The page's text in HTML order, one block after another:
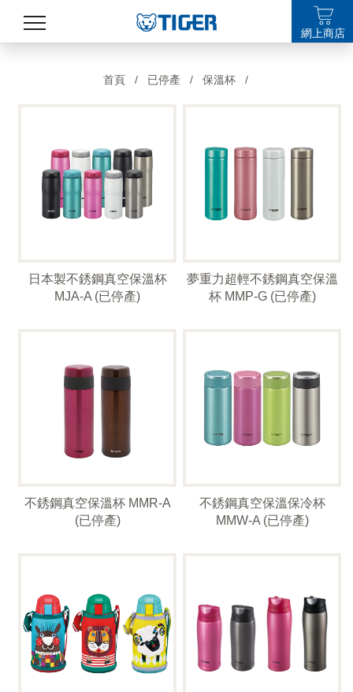
LANGUAGE
網上商店
首頁 / 已停產 / 保溫杯 /
日本製不銹鋼真空保溫杯
MJA-A (已停產)
夢重力超輕不銹鋼真空保溫
杯 MMP-G (已停產)
不銹鋼真空保溫杯 MMR-A
(已停產)
不銹鋼真空保溫保冷杯
MMW-A (已停產)